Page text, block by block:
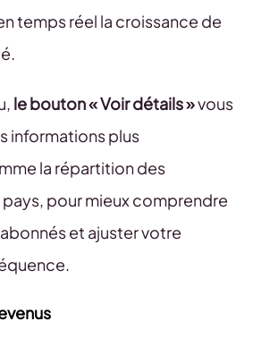
temps réel la croissance de
le bouton « Voir détails »vous
informations plus
la répartition des
pour mieux comprendre
et ajuster votre